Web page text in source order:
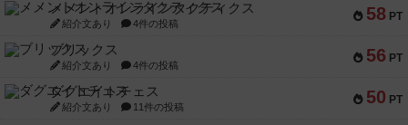
58 PT
メメントオンラインタクティクス
紹介文あり 4件の投稿
56 PT
ブリックス
紹介文あり 4件の投稿
50 PT
ダグエイトチェス
紹介文あり 11件の投稿